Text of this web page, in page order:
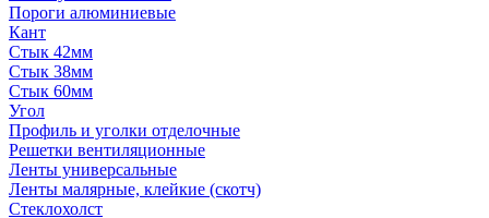
Пороги алюминиевые
Кант
Стык 42мм
Стык 38мм
Стык 60мм
Угол
Профиль и уголки отделочные
Решетки вентиляционные
Ленты универсальные
Ленты малярные, клейкие (скотч)
Стеклохолст